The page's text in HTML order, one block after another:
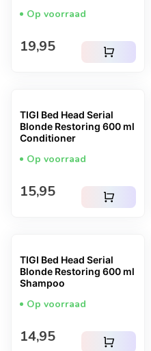
Op voorraad
Normale prijs
19,95 shopping_cart
TIGI Bed Head Serial
Blonde Restoring 600 ml
Conditioner
Op voorraad
Normale prijs
15,95 shopping_cart
TIGI Bed Head Serial
Blonde Restoring 600 ml
Shampoo
Op voorraad
Normale prijs
14,95 shopping_cart